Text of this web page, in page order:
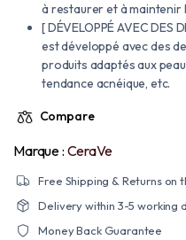
à restaurer et à maintenir
[ DÉVELOPPÉ AVEC DES
est développé avec des
produits adaptés aux
tendance acnéique, etc.
Compare
Marque : CeraVe
Free Shipping & Returns on
Delivery within 3-5 working
Money Back Guarantee